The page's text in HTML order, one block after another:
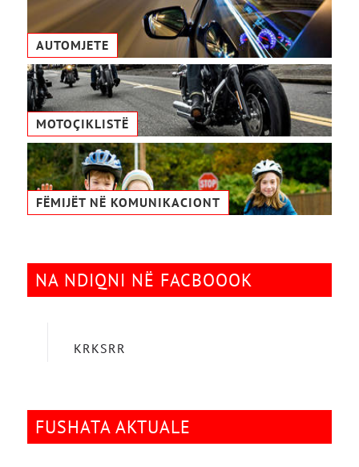
AUTOMJETE
MOTOÇIKLISTË
FËMIJËT NË KOMUNIKACIONТ
NA NDIQNI NË FACBOOOK
KRKSRR
FUSHATA AKTUALE